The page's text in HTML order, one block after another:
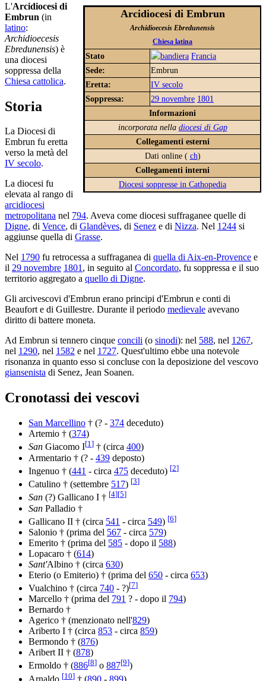
Arcidiocesi di Embrun
Archidioecesis Ebredunensis
Chiesa latina
Stato
Francia
Sede:
Embrun
Eretta:
IV secolo
Soppressa:
29 novembre 1801
Informazioni
incorporata nella diocesi di Gap
Collegamenti esterni
Dati online ( ch)
Collegamenti interni
Diocesi soppresse in Cathopedia
L'Arcidiocesi di
Embrun (in
latino:
Archidioecesis
Ebredunensis) è
una diocesi
soppressa della
Chiesa cattolica.
Storia
La Diocesi di
Embrun fu eretta
verso la metà del
IV secolo.
La diocesi fu
elevata al rango di
arcidiocesi
metropolitana nel 794. Aveva come diocesi suffraganee quelle di
Digne, di Vence, di Glandèves, di Senez e di Nizza. Nel 1244 si
aggiunse quella di Grasse.
Nel 1790 fu retrocessa a suffraganea di quella di Aix-en-Provence e
il 29 novembre 1801, in seguito al Concordato, fu soppressa e il suo
territorio aggregato a quello di Digne.
Gli arcivescovi d'Embrun erano principi d'Embrun e conti di
Beaufort e di Guillestre. Durante il periodo medievale avevano
diritto di battere moneta.
Ad Embrun si tennero cinque concili (o sinodi): nel 588, nel 1267,
nel 1290, nel 1582 e nel 1727. Quest'ultimo ebbe una notevole
risonanza in quanto esso si concluse con la deposizione del vescovo
giansenista di Senez, Jean Soanen.
Cronotassi dei vescovi
San Marcellino † (? - 374 deceduto)
Artemio † (374)
San Giacomo I[1] † (circa 400)
Armentario † (? - 439 deposto)
Ingenuo † (441 - circa 475 deceduto) [2]
Catulino † (settembre 517) [3]
San (?) Gallicano I † [4][5]
San Palladio †
Gallicano II † (circa 541 - circa 549) [6]
Salonio † (prima del 567 - circa 579)
Emerito † (prima del 585 - dopo il 588)
Lopacaro † (614)
Sant'Albino † (circa 630)
Eterio (o Emiterio) † (prima del 650 - circa 653)
Vualchino † (circa 740 - ?)[7]
Marcello † (prima del 791 ? - dopo il 794)
Bernardo †
Agerico † (menzionato nell'829)
Ariberto I † (circa 853 - circa 859)
Bermondo † (876)
Aribert II † (878)
Ermoldo † (886[8] o 887[9])
Arnaldo [10] † (890 - 899)